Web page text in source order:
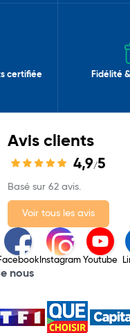
certifiée Fidélité
Avis clients
4,9/5
Basé sur 62 avis.
Voir tous les avis
Instagram Youtube
nous